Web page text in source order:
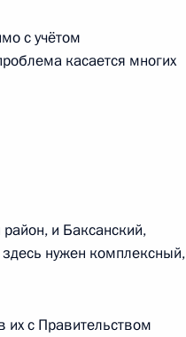
с учётом
касается многих
и Баксанский,
нужен комплексный,
с Правительством